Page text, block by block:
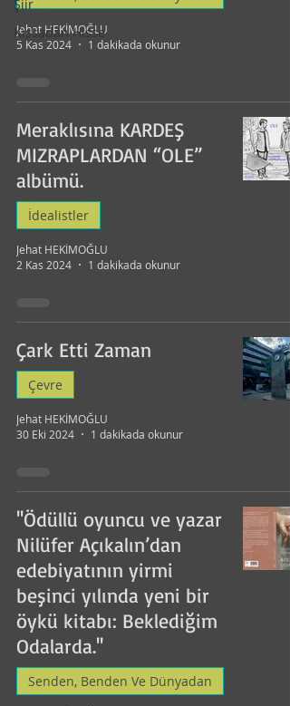
Şiir
Kıssadan Hisse
Jehat HEKİMOĞLU
5 Kas 2024
1 dakikada okunur
Meraklısına KARDEŞ
MIZRAPLARDAN “OLE”
albümü.
İdealistler
Jehat HEKİMOĞLU
2 Kas 2024
1 dakikada okunur
Çark Etti Zaman
Çevre
Jehat HEKİMOĞLU
30 Eki 2024
1 dakikada okunur
''Ödüllü oyuncu ve yazar
Nilüfer Açıkalın’dan
edebiyatının yirmi
beşinci yılında yeni bir
öykü kitabı: Beklediğim
Odalarda.''
Senden, Benden Ve Dünyadan